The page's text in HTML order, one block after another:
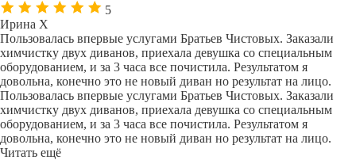
5
Ирина Х
Пользовалась впервые услугами Братьев Чистовых. Заказали
химчистку двух диванов, приехала девушка со специальным
оборудованием, и за 3 часа все почистила. Результатом я
довольна, конечно это не новый диван но результат на лицо.
Пользовалась впервые услугами Братьев Чистовых. Заказали
химчистку двух диванов, приехала девушка со специальным
оборудованием, и за 3 часа все почистила. Результатом я
довольна, конечно это не новый диван но результат на лицо.
Читать ещё